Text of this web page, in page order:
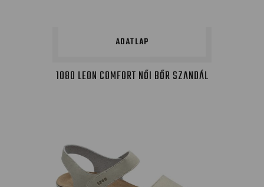
ADATLAP
1080 LEON COMFORT NŐI BŐR SZANDÁL